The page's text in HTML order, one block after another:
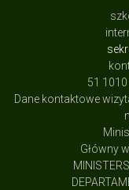
51
Dane kontaktowe
Główny